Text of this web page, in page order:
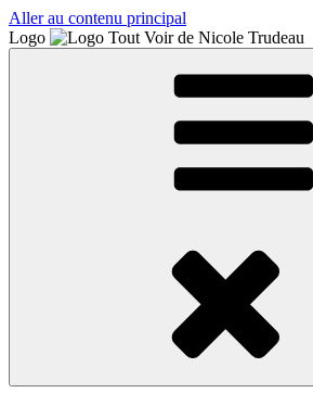
Aller au contenu principal
Logo